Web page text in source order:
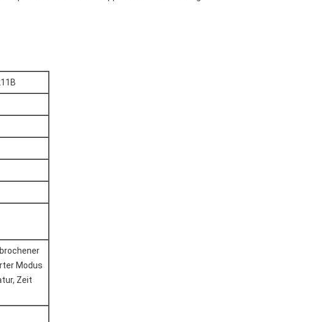
Modus
Zeit